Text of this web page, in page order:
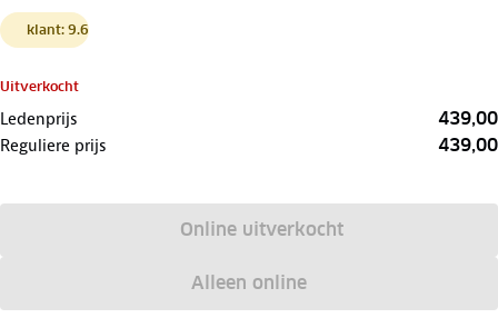
klant: 9.6
Uitverkocht
Ledenprijs 439,00
Reguliere prijs 439,00
Online uitverkocht
Alleen online